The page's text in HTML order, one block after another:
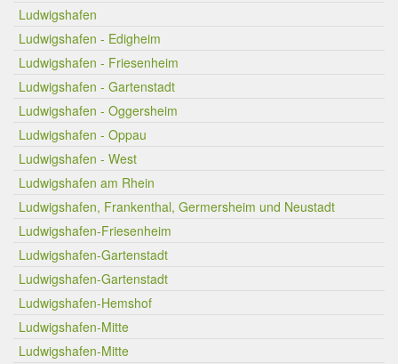
Ludwigshafen
Ludwigshafen - Edigheim
Ludwigshafen - Friesenheim
Ludwigshafen - Gartenstadt
Ludwigshafen - Oggersheim
Ludwigshafen - Oppau
Ludwigshafen - West
Ludwigshafen am Rhein
Ludwigshafen, Frankenthal, Germersheim und Neustadt
Ludwigshafen-Friesenheim
Ludwigshafen-Gartenstadt
Ludwigshafen-Gartenstadt
Ludwigshafen-Hemshof
Ludwigshafen-Mitte
Ludwigshafen-Mitte